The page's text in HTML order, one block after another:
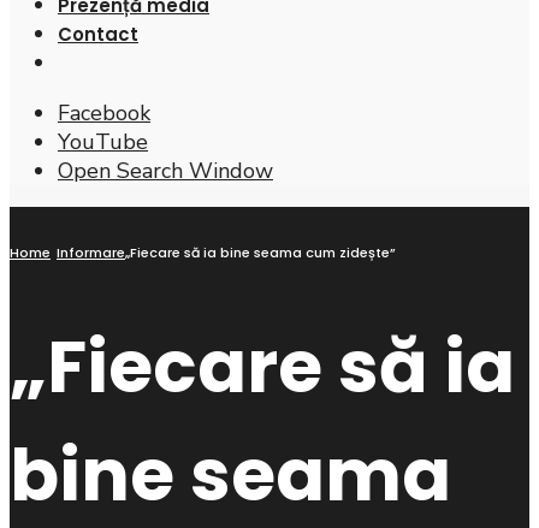
Prezență media
Contact
Facebook
YouTube
Open Search Window
Home Informare„Fiecare să ia bine seama cum zidește”
„Fiecare să ia
bine seama